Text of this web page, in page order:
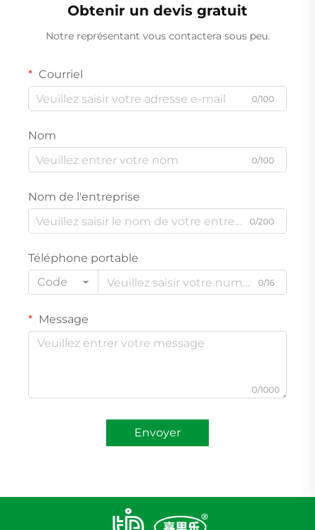
Obtenir un devis gratuit
Notre représentant vous contactera sous peu.
Courriel
0/100
Nom
0/100
Nom de l'entreprise
0/200
Téléphone portable
Code
0/16
Message
0/1000
Envoyer